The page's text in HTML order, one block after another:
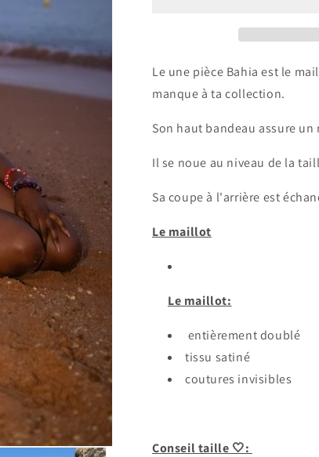
Le une pièce Bahia est le
manque à ta collection.
Son haut bandeau assure
Il se noue au niveau de la
Sa coupe à l'arrière est
Le maillot
Le maillot:
entièrement doublé
tissu satiné
coutures invisibles
Conseil taille 🤍: